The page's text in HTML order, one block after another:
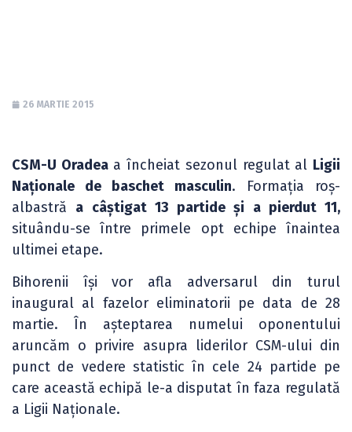
26 MARTIE 2015
CSM-U Oradeaa încheiat sezonul regulat al Ligii
Naționale de baschet masculin. Formația roș-
albastră a câștigat 13 partide și a pierdut 11,
situându-se între primele opt echipe înaintea
ultimei etape.
Bihorenii își vor afla adversarul din turul
inaugural al fazelor eliminatorii pe data de 28
martie. În așteptarea numelui oponentului
aruncăm o privire asupra liderilor CSM-ului din
punct de vedere statistic în cele 24 partide pe
care această echipă le-a disputat în faza regulată
a Ligii Naționale.